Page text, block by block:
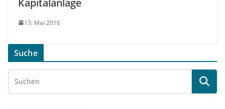
13. Mai 2016
Suche